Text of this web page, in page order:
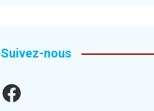
Suivez-nous
Facebook